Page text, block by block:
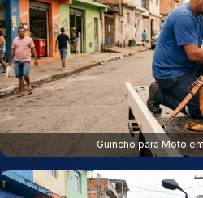
Guincho para Moto